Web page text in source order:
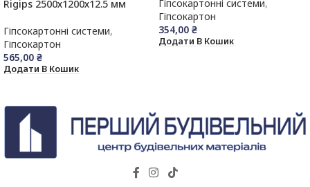
Rigips 2500х1200х12.5 мм
Гіпсокартонні системи,
Гіпсокартон
565,00 ₴
Додати В Кошик
Гіпсокартонні системи,
Гіпсокартон
354,00 ₴
Додати В Кошик